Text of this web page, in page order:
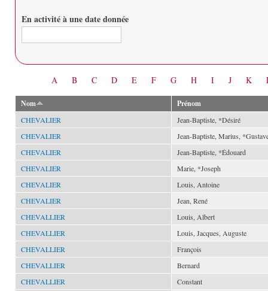
En activité à une date donnée
A B C D E F G H I J K
Nom Prénom
CHEVALIER
Jean-Baptiste, *Désiré
CHEVALIER
Jean-Baptiste, Marius,
CHEVALIER
Jean-Baptiste, *Édouard
CHEVALIER
Marie, *Joseph
CHEVALIER
Louis, Antoine
CHEVALIER
Jean, René
CHEVALLIER
Louis, Albert
CHEVALLIER
Louis, Jacques, Auguste
CHEVALLIER
François
CHEVALLIER
Bernard
CHEVALLIER
Constant